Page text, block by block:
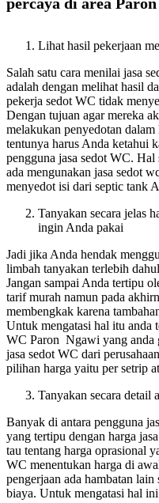
Lihat hasil pekerjaan
Salah satu cara menilai jasa
adalah dengan melihat hasil
pekerja sedot WC tidak
Dengan tujuan agar mereka
melakukan penyedotan
tentunya harus Anda ketahui
pengguna jasa sedot WC.
ada mengunakan jasa sedot
menyedot isi dari septic tank
Tanyakan secara jelas
ingin Anda pakai
Jadi jika Anda hendak
limbah tanyakan terlebih
Jangan sampai Anda tertipu
tarif murah namun pada
membengkak karena
Untuk mengatasi hal itu anda
WC Paron Ngawi yang anda
jasa sedot WC dari
pilihan harga yaitu per setrip
Tanyakan secara detail
Banyak di antara pengguna
yang tertipu dengan harga
tau tentang harga oprasional
WC menentukan harga di
pengerjaan ada hambatan
biaya. Untuk mengatasi hal